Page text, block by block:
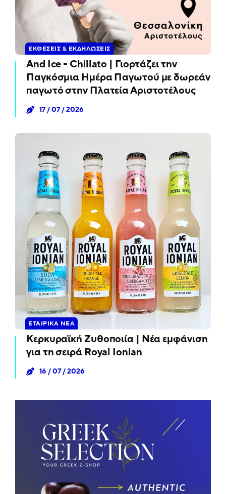
ΕΚΘΈΣΕΙΣ & ΕΚΔΗΛΏΣΕΙΣ
And Ice - Chillato | Γιορτάζει την
Παγκόσμια Ημέρα Παγωτού με δωρεάν
παγωτό στην Πλατεία Αριστοτέλους
17 / 07 / 2026
ΕΤΑΙΡΙΚΆ ΝΈΑ
Κερκυραϊκή Ζυθοποιία | Νέα εμφάνιση
για τη σειρά Royal Ionian
16 / 07 / 2026